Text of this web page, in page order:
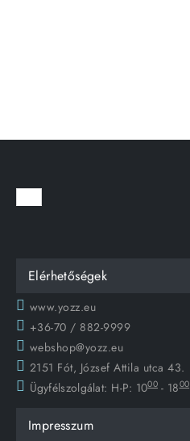
Elérhetőségek
www.yozz.eu
+36-70 / 882-9999
webshop@yozz.eu
2151 Fót, József Attila utca 43.
Ügyfélszolgálat: H-P: 1000 - 1800
Impresszum